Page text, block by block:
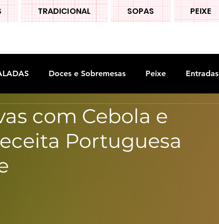
TRADICIONAL SOPAS PEIXE
Doces e Sobremesas Peixe Entradas
com Cebola e
Portuguesa